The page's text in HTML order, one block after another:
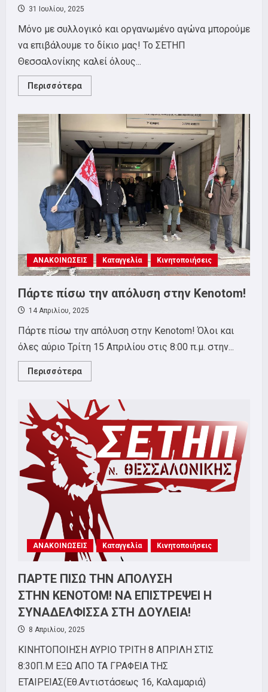
31 Ιουλίου, 2025
Μόνο με συλλογικό και οργανωμένο αγώνα μπορούμε
να επιβάλουμε το δίκιο μας! Το ΣΕΤΗΠ
Θεσσαλονίκης καλεί όλους...
Περισσότερα
more
πληρωθούν
οι
εργαζόμενοι
στην
Intracom
Telecom!
ΑΝΑΚΟΙΝΩΣΕΙΣ Καταγγελία Κινητοποιήσεις
Πάρτε πίσω την απόλυση στην Kenotom!
14 Απριλίου, 2025
Πάρτε πίσω την απόλυση στην Kenotom! Όλοι και
όλες αύριο Τρίτη 15 Απριλίου στις 8:00 π.μ. στην...
Περισσότερα
more
πίσω
την
απόλυση
Kenotom!
ΑΝΑΚΟΙΝΩΣΕΙΣ Καταγγελία Κινητοποιήσεις
ΠΑΡΤΕ ΠΙΣΩ ΤΗΝ ΑΠΟΛΥΣΗ
ΣΤΗΝ KENOTOM! ΝΑ ΕΠΙΣΤΡΕΨΕΙ Η
ΣΥΝΑΔΕΛΦΙΣΣΑ ΣΤΗ ΔΟΥΛΕΙΑ!
8 Απριλίου, 2025
ΚΙΝΗΤΟΠΟΙΗΣΗ ΑΥΡΙΟ ΤΡΙΤΗ 8 ΑΠΡΙΛΗ ΣΤΙΣ
8:30Π.Μ ΕΞΩ ΑΠΟ ΤΑ ΓΡΑΦΕΙΑ ΤΗΣ
ΕΤΑΙΡΕΙΑΣ(Εθ.Αντιστάσεως 16, Καλαμαριά)